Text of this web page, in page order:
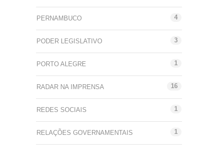
PERNAMBUCO 4
PODER LEGISLATIVO 3
PORTO ALEGRE 1
RADAR NA IMPRENSA 16
REDES SOCIAIS 1
RELAÇÕES GOVERNAMENTAIS 1